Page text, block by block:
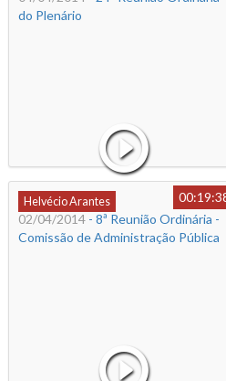
do Plenário
Helvécio Arantes
02/04/2014- 8ª Reunião Ordinária -
Comissão de Administração Pública